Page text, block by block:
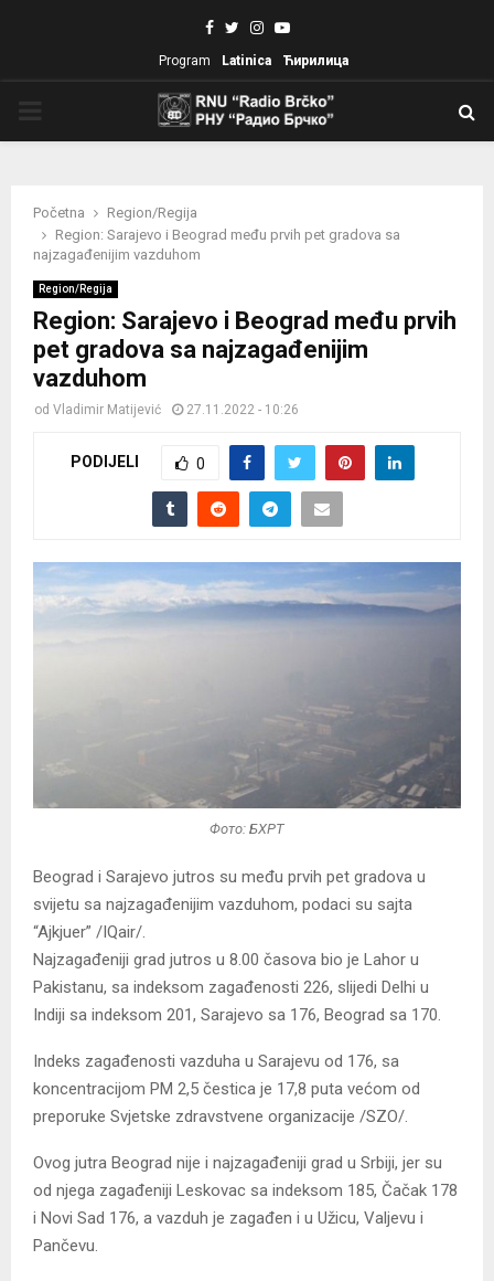
Facebook
TwitterInstagram
Youtube
Program Latinica Ћирилица
Početna
Region/Regija
Region: Sarajevo i Beograd među prvih pet gradova sa
najzagađenijim vazduhom
Region/Regija
Region: Sarajevo i Beograd među prvih
pet gradova sa najzagađenijim
vazduhom
od Vladimir Matijević 27.11.2022 - 10:26
PODIJELI 0
Фото: БХРТ
Beograd i Sarajevo jutros su među prvih pet gradova u
svijetu sa najzagađenijim vazduhom, podaci su sajta
“Ajkjuer” /IQair/.
Najzagađeniji grad jutros u 8.00 časova bio je Lahor u
Pakistanu, sa indeksom zagađenosti 226, slijedi Delhi u
Indiji sa indeksom 201, Sarajevo sa 176, Beograd sa 170.
Indeks zagađenosti vazduha u Sarajevu od 176, sa
koncentracijom PM 2,5 čestica je 17,8 puta većom od
preporuke Svjetske zdravstvene organizacije /SZO/.
Ovog jutra Beograd nije i najzagađeniji grad u Srbiji, jer su
od njega zagađeniji Leskovac sa indeksom 185, Čačak 178
i Novi Sad 176, a vazduh je zagađen i u Užicu, Valjevu i
Pančevu.